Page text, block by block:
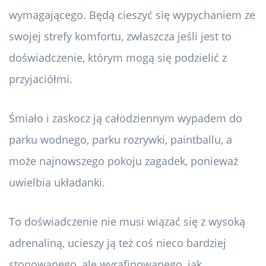
wymagającego. Będą cieszyć się wypychaniem ze
swojej strefy komfortu, zwłaszcza jeśli jest to
doświadczenie, którym mogą się podzielić z
przyjaciółmi.
Śmiało i zaskocz ją całodziennym wypadem do
parku wodnego, parku rozrywki, paintballu, a
może najnowszego pokoju zagadek, ponieważ
uwielbia układanki.
To doświadczenie nie musi wiązać się z wysoką
adrenaliną, ucieszy ją też coś nieco bardziej